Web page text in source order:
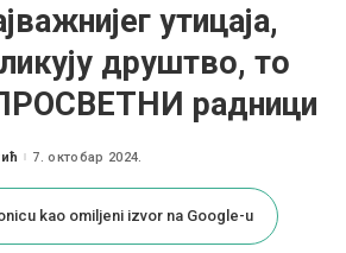
утицаја,
друштво, то
радници
7. октобар 2024.
kao omiljeni izvor na Google-u